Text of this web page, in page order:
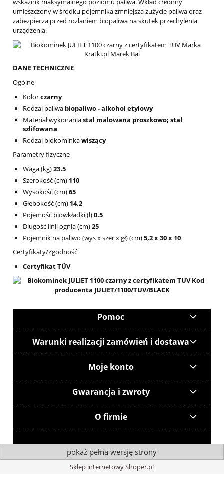
umieszczony w środku pojemnika zmniejsza zużycie paliwa oraz
zabezpiecza przed rozlaniem biopaliwa na skutek przechylenia
urządzenia.
DANE TECHNICZNE
Ogólne
Kolorczarny
Rodzaj paliwa biopaliwo - alkohol etylowy
Materiał wykonaniastal malowana proszkowo; stal
szlifowana
Rodzaj biokominkawiszący
Parametry fizyczne
Waga (kg)23.5
Szerokość (cm) 110
Wysokość (cm)65
Głębokość (cm) 14.2
Pojemość biowkładki (l)0.5
Dlugość linii ognia (cm)25
Pojemnik na paliwo (wys x szer x gł) (cm)5,2 x 30 x 10
Certyfikaty/Zgodność
Certyfikat TÜV
Pomoc
Warunki realizacji zamówień i dostawa
Moje konto
Gwarancja i zwroty
O firmie
pokaż pełną wersję strony
Sklep internetowy Shoper.pl